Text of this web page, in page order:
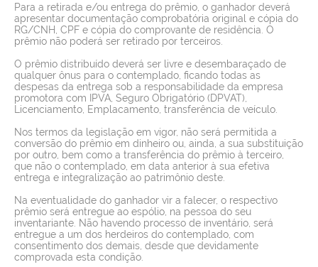
Para a retirada e/ou entrega do prêmio, o ganhador deverá
apresentar documentação comprobatória original e cópia do
RG/CNH, CPF e cópia do comprovante de residência. O
prêmio não poderá ser retirado por terceiros.
O prêmio distribuído deverá ser livre e desembaraçado de
qualquer ônus para o contemplado, ficando todas as
despesas da entrega sob a responsabilidade da empresa
promotora com IPVA, Seguro Obrigatório (DPVAT),
Licenciamento, Emplacamento, transferência de veículo.
Nos termos da legislação em vigor, não será permitida a
conversão do prêmio em dinheiro ou, ainda, a sua substituição
por outro, bem como a transferência do prêmio à terceiro,
que não o contemplado, em data anterior à sua efetiva
entrega e integralização ao patrimônio deste.
Na eventualidade do ganhador vir a falecer, o respectivo
prêmio será entregue ao espólio, na pessoa do seu
inventariante. Não havendo processo de inventário, será
entregue a um dos herdeiros do contemplado, com
consentimento dos demais, desde que devidamente
comprovada esta condição.